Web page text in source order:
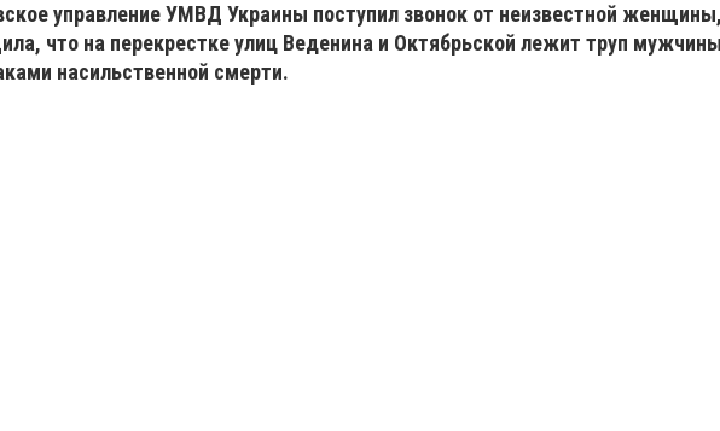
управление УМВД Украины поступил звонок от неизвестной
что на перекрестке улиц Веденина и Октябрьской лежит труп
насильственной смерти.